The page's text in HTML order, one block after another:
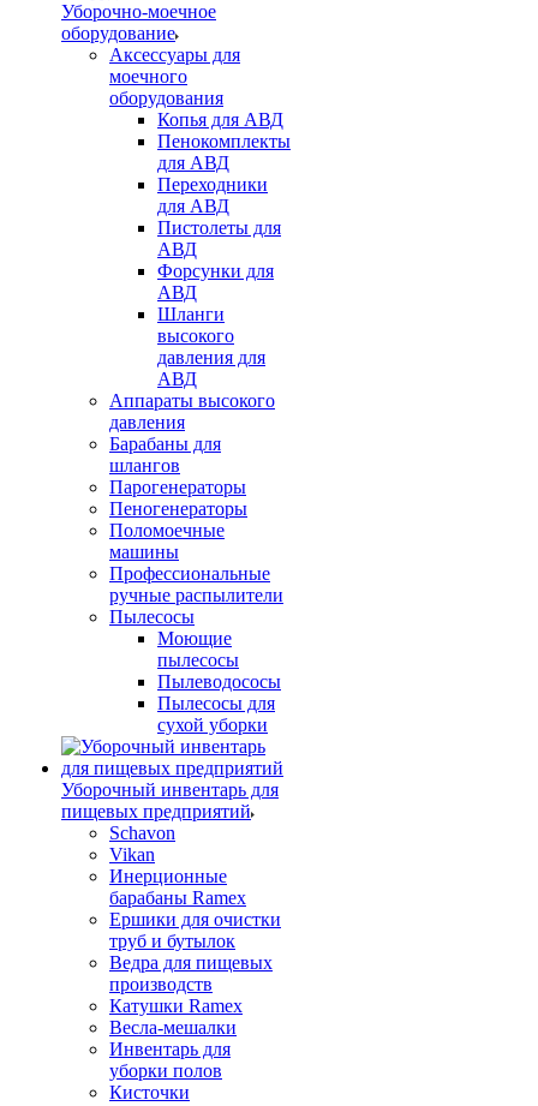
Уборочно-моечное
оборудование
Аксессуары для
моечного
оборудования
Копья для АВД
Пенокомплекты
для АВД
Переходники
для АВД
Пистолеты для
АВД
Форсунки для
АВД
Шланги
высокого
давления для
АВД
Аппараты высокого
давления
Барабаны для
шлангов
Парогенераторы
Пеногенераторы
Поломоечные
машины
Профессиональные
ручные распылители
Пылесосы
Моющие
пылесосы
Пылеводососы
Пылесосы для
сухой уборки
Уборочный инвентарь для
пищевых предприятий
Schavon
Vikan
Инерционные
барабаны Ramex
Ершики для очистки
труб и бутылок
Ведра для пищевых
производств
Катушки Ramex
Весла-мешалки
Инвентарь для
уборки полов
Кисточки